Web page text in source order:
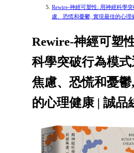
Rewire-神經可塑性: 用神經科學
慮、恐慌和憂鬱, 實現最佳的心理
Rewire-神經可塑
科學突破行為模
焦慮、恐慌和憂
的心理健康 | 誠品